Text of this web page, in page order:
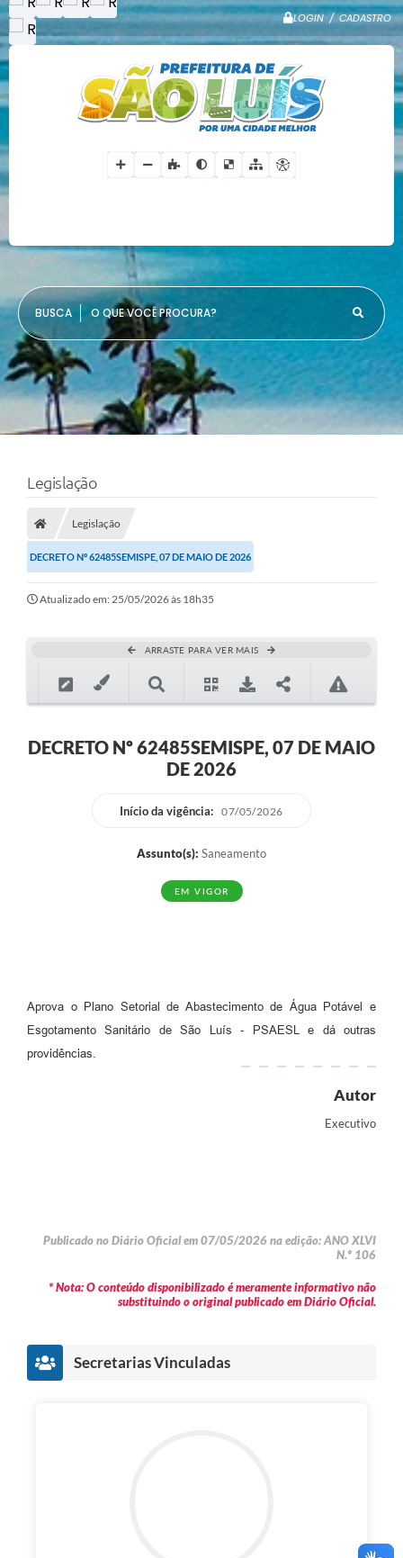
LOGIN / CADASTRO
O QUE VOCÊ PROCURA?
Legislação
Legislação
DECRETO Nº 62485SEMISPE, 07 DE MAIO DE 2026
Atualizado em: 25/05/2026 às 18h35
ARRASTE PARA VER MAIS
DECRETO Nº 62485SEMISPE, 07 DE MAIO
DE 2026
Início da vigência: 07/05/2026
Assunto(s): Saneamento
EM VIGOR
Aprova o Plano Setorial de Abastecimento de Água Potável e
Esgotamento Sanitário de São Luís - PSAESL e dá outras
providências.
Autor
Executivo
Publicado no Diário Oficial em 07/05/2026 na edição: ANO XLVI
N.º 106
* Nota: O conteúdo disponibilizado é meramente informativo não
substituindo o original publicado em Diário Oficial.
Secretarias Vinculadas